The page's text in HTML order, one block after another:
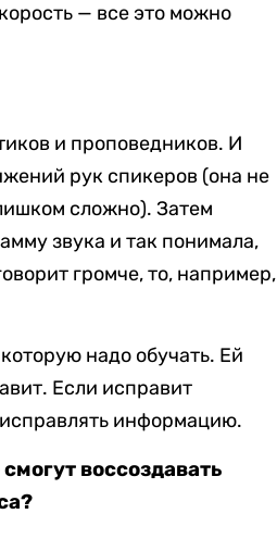
— все это можно
и проповедников. И
рук спикеров (она не
сложно). Затем
звука и так понимала,
громче, то, например,
надо обучать. Ей
Если исправит
информацию.
воссоздавать